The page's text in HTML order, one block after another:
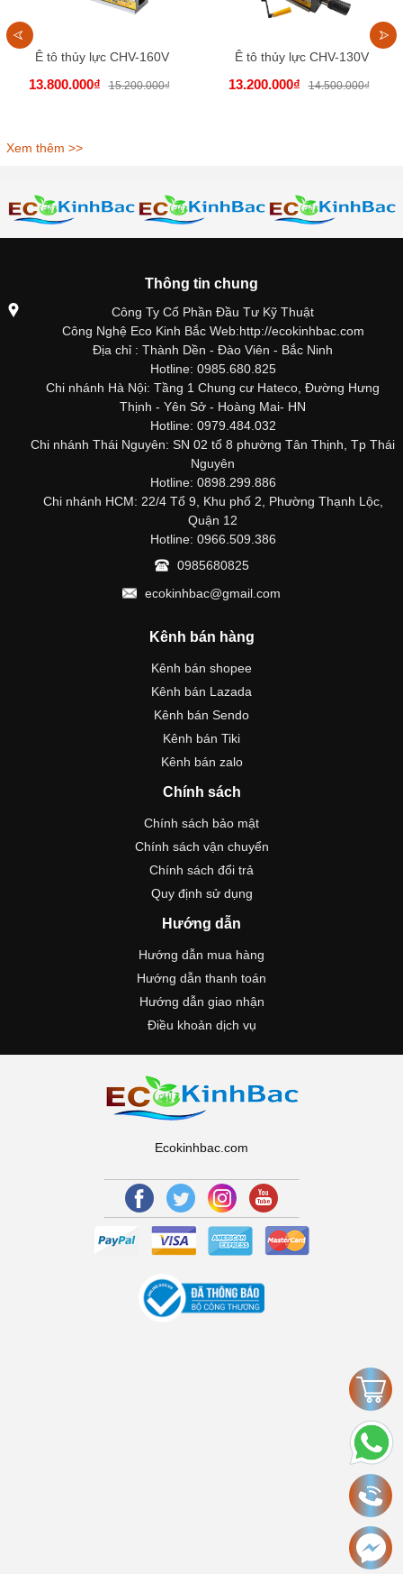
Ê tô thủy lực CHV-160V
13.800.000₫ 15.200.000₫
Ê tô thủy lực CHV-130V
13.200.000₫ 14.500.000₫
Xem thêm >>
Thông tin chung
Công Ty Cổ Phần Đầu Tư Kỹ Thuật
Công Nghệ Eco Kinh Bắc Web:http://ecokinhbac.com
Địa chỉ : Thành Dền - Đào Viên - Bắc Ninh
Hotline: 0985.680.825
Chi nhánh Hà Nội: Tầng 1 Chung cư Hateco, Đường Hưng
Thịnh - Yên Sở - Hoàng Mai- HN
Hotline: 0979.484.032
Chi nhánh Thái Nguyên: SN 02 tổ 8 phường Tân Thịnh, Tp Thái
Nguyên
Hotline: 0898.299.886
Chi nhánh HCM: 22/4 Tổ 9, Khu phố 2, Phường Thạnh Lộc,
Quận 12
Hotline: 0966.509.386
0985680825
ecokinhbac@gmail.com
Kênh bán hàng
Kênh bán shopee
Kênh bán Lazada
Kênh bán Sendo
Kênh bán Tiki
Kênh bán zalo
Chính sách
Chính sách bảo mật
Chính sách vận chuyển
Chính sách đổi trả
Quy định sử dụng
Hướng dẫn
Hướng dẫn mua hàng
Hướng dẫn thanh toán
Hướng dẫn giao nhận
Điều khoản dịch vụ
Ecokinhbac.com